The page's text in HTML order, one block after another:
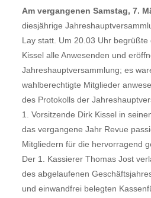
Am vergangenen Samstag, 7.
diesjährige
Lay statt. Um 20.03 Uhr begrüßte
Kissel alle Anwesenden und
Jahreshauptversammlung; es
wahlberechtigte Mitglieder
des Protokolls der
1. Vorsitzende Dirk Kissel in
das vergangene Jahr Revue
Mitgliedern für die hervorragend
Der 1. Kassierer Thomas Jost
des abgelaufenen
und einwandfrei belegten